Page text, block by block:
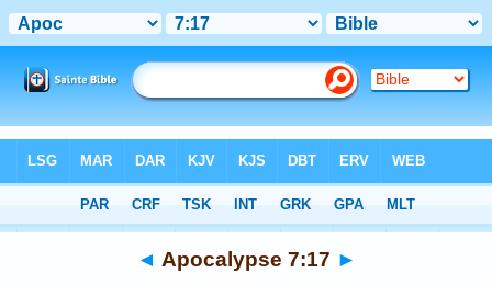
Chapitre 7 > Verset 17
◄ Apocalypse 7:17 ►